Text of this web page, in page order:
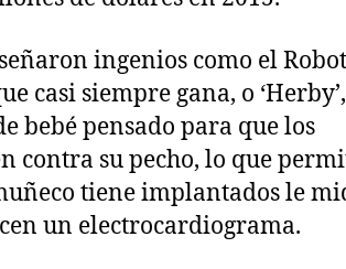
ingenios como el
casi siempre gana, o
bebé pensado para que los
contra su pecho, lo que
tiene implantados le
un electrocardiograma.